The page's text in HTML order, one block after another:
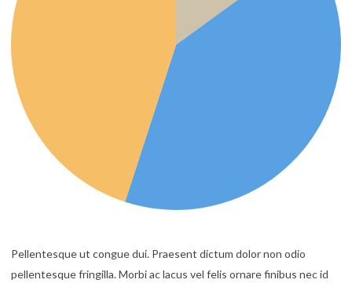
Pellentesque ut congue dui. Praesent dictum dolor non odio
pellentesque fringilla. Morbi ac lacus vel felis ornare finibus nec id